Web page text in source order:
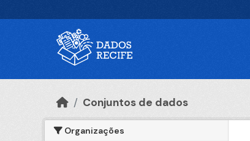
Conjuntos de dados
Organizações